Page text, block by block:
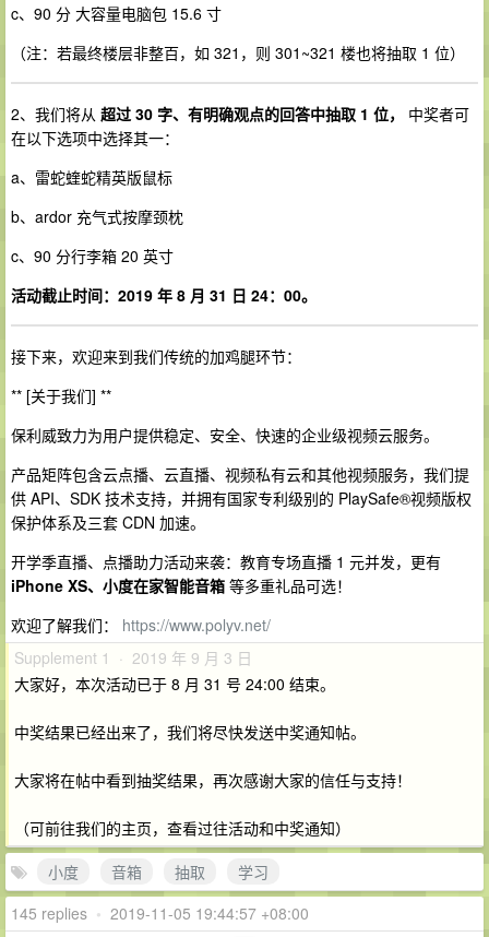
c、90 分 大容量电脑包 15.6 寸
（注：若最终楼层非整百，如 321，则 301~321 楼也将抽取 1 位）
2、我们将从 超过 30 字、有明确观点的回答中抽取 1 位，
中奖者可
在以下选项中选择其一：
a、雷蛇蝰蛇精英版鼠标
b、ardor 充气式按摩颈枕
c、90 分行李箱 20 英寸
活动截止时间：2019 年 8 月 31 日 24：00。
接下来，欢迎来到我们传统的加鸡腿环节：
** [关于我们] **
保利威致力为用户提供稳定、安全、快速的企业级视频云服务。
产品矩阵包含云点播、云直播、视频私有云和其他视频服务，我们提
供 API、SDK 技术支持，并拥有国家专利级别的 PlaySafe®视频版权
保护体系及三套 CDN 加速。
开学季直播、点播助力活动来袭：教育专场直播 1 元并发，更有
iPhone XS、小度在家智能音箱 等多重礼品可选！
欢迎了解我们： https://www.polyv.net/
Supplement 1 · 2019 年 9 月 3 日
大家好，本次活动已于 8 月 31 号 24:00 结束。
中奖结果已经出来了，我们将尽快发送中奖通知帖。
大家将在帖中看到抽奖结果，再次感谢大家的信任与支持！
（可前往我们的主页，查看过往活动和中奖通知）
小度
音箱 抽取
学习
145 replies • 2019-11-05 19:44:57 +08:00